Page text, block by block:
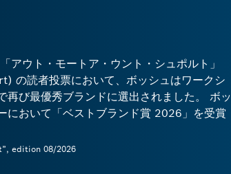
アウト・モートア・ウント・シュポルト」
の読者投票において、ボッシュはワークシ
再び最優秀ブランドに選出されました。 ボッ
において「ベストブランド賞 2026」を受賞
edition 08/2026